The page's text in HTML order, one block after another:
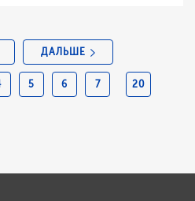
5 6 7 20
ДАЛЬШЕ